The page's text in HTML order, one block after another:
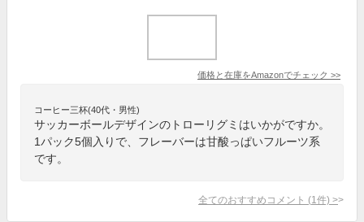
価格と在庫をAmazonでチェック >>
コーヒー三杯(40代・男性)
サッカーボールデザインのトローリグミはいかがですか。
1パック5個入りで、フレーバーは甘酸っぱいフルーツ系
です。
全てのおすすめコメント (1 件) >